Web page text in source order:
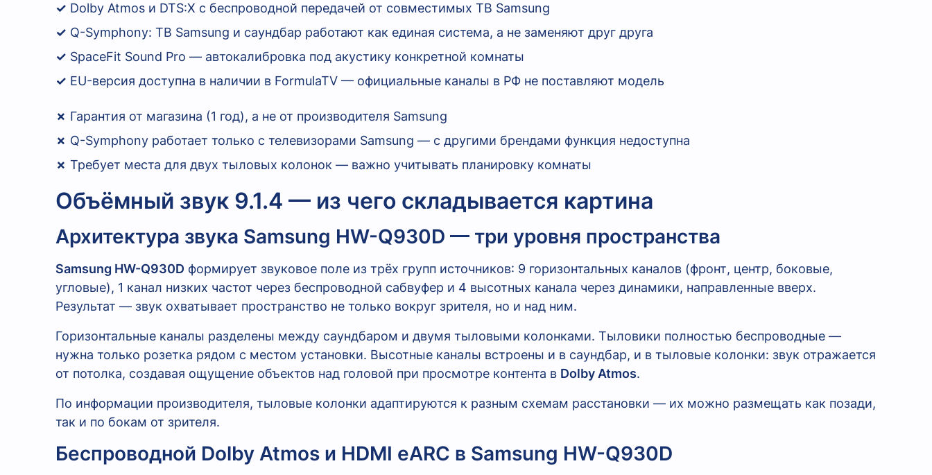
✓ Dolby Atmos и DTS:X с беспроводной передачей от совместимых ТВ Samsung
✓ Q-Symphony: ТВ Samsung и саундбар работают как единая система, а не заменяют друг друга
✓ SpaceFit Sound Pro — автокалибровка под акустику конкретной комнаты
✓ EU-версия доступна в наличии в FormulaTV — официальные каналы в РФ не поставляют модель
✗ Гарантия от магазина (1 год), а не от производителя Samsung
✗ Q-Symphony работает только с телевизорами Samsung — с другими брендами функция недоступна
✗ Требует места для двух тыловых колонок — важно учитывать планировку комнаты
Объёмный звук 9.1.4 — из чего складывается картина
Архитектура звука Samsung HW-Q930D — три уровня пространства
Samsung HW-Q930D формирует звуковое поле из трёх групп источников: 9 горизонтальных каналов (фронт, центр, боковые,
угловые), 1 канал низких частот через беспроводной сабвуфер и 4 высотных канала через динамики, направленные вверх.
Результат — звук охватывает пространство не только вокруг зрителя, но и над ним.
Горизонтальные каналы разделены между саундбаром и двумя тыловыми колонками. Тыловики полностью беспроводные —
нужна только розетка рядом с местом установки. Высотные каналы встроены и в саундбар, и в тыловые колонки: звук отражается
от потолка, создавая ощущение объектов над головой при просмотре контента в Dolby Atmos.
По информации производителя, тыловые колонки адаптируются к разным схемам расстановки — их можно размещать как позади,
так и по бокам от зрителя.
Беспроводной Dolby Atmos и HDMI eARC в Samsung HW-Q930D